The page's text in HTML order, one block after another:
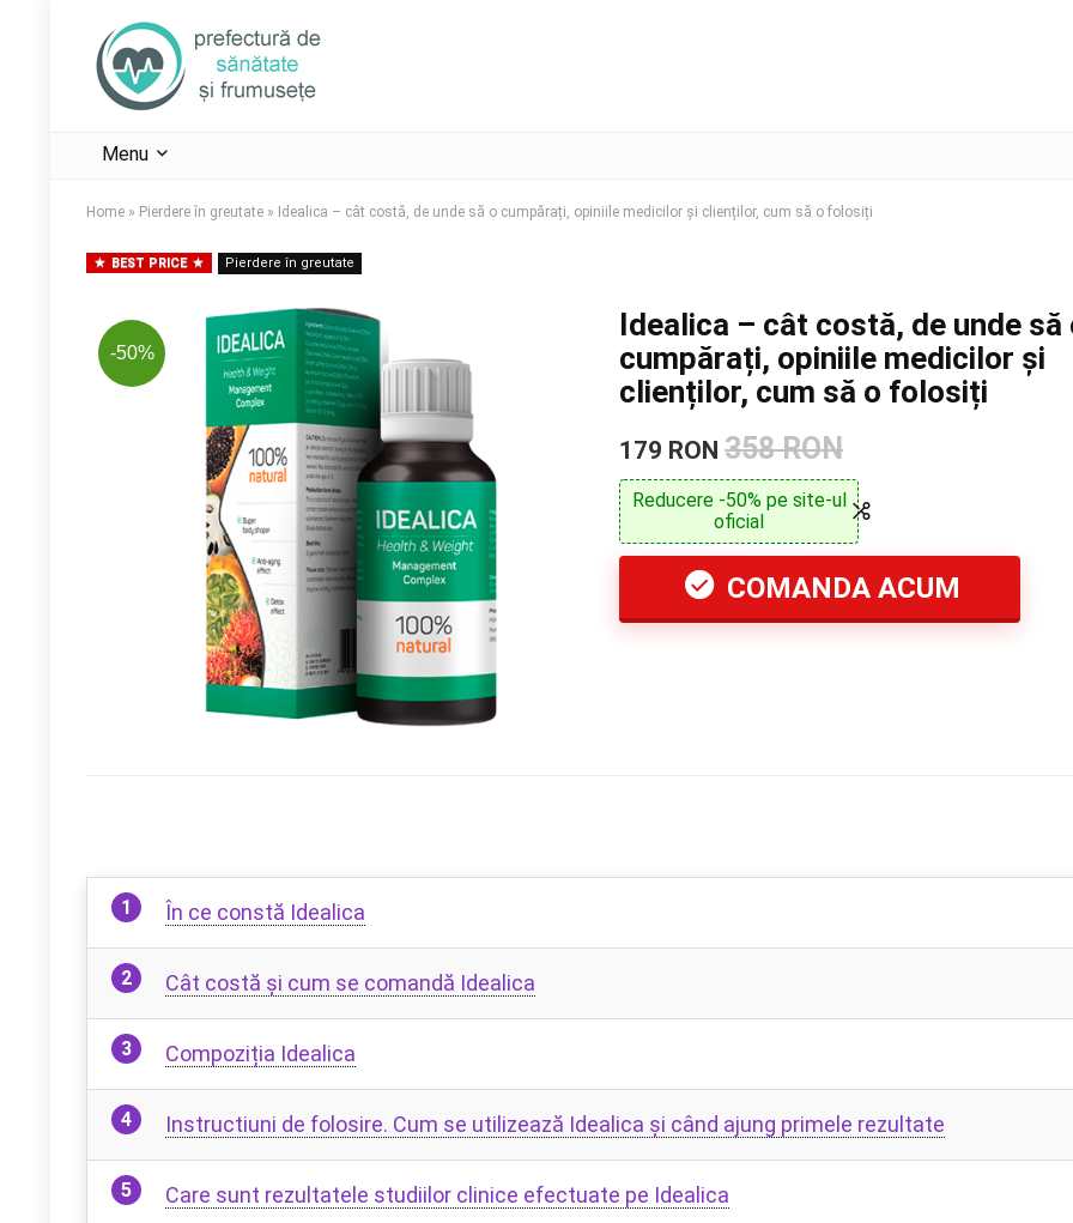
Menu
Home » Pierdere în greutate » Idealica – cât costă, de unde să o cumpărați, opiniile medicilor și clienților, cum să o folosiți
BEST PRICE Pierdere în greutate
-50%
Idealica – cât costă, de unde să
cumpărați, opiniile medicilor și
clienților, cum să o folosiți
179 RON358 RON
Reducere -50% pe site-ul
oficial
COMANDA ACUM
În ce constă Idealica
Cât costă și cum se comandă Idealica
Compoziția Idealica
Instructiuni de folosire. Cum se utilizează Idealica și când ajung primele rezultate
Care sunt rezultatele studiilor clinice efectuate pe Idealica